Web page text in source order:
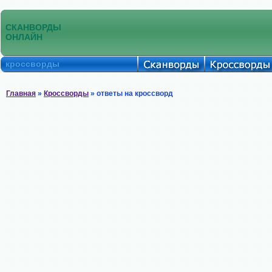
СКАНВОРДЫ
ОНЛАЙН
кроссворды
Главная » Кроссворды » ответы на кроссворд